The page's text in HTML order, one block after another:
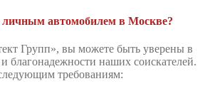
личным автомобилем в Москве?
Групп», вы можете быть уверены в
благонадежности наших соискателей.
требованиям: